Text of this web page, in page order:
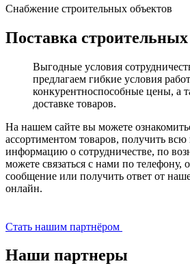
Снабжение строительных объектов
Поставка
Выгодные условия
предлагаем гибкие условия
конкурентноспособные цены, а
доставке товаров.
На нашем сайте вы можете
ассортиментом товаров, получить
информацию о сотрудничестве, по
можете связаться с нами по телефону,
сообщение или получить ответ от
онлайн.
Стать нашим партнёром
Наши партнеры